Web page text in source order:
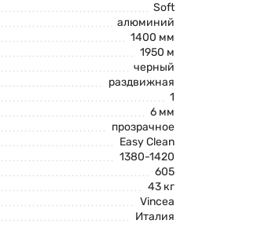
Soft
алюминий
1400 мм
1950 м
черный
раздвижная
1
6 мм
прозрачное
Easy Clean
1380-1420
605
43 кг
Vincea
Италия